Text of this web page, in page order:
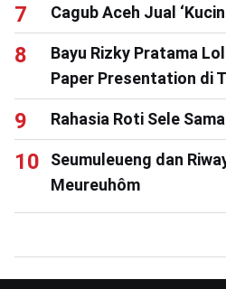
Cagub Aceh Jual
Bayu Rizky Pratama
Paper Presentation di
Rahasia Roti Sele
Seumuleueng dan
Meureuhôm